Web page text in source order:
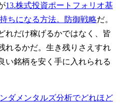
13.株式投資ポートフォリオ基
ちになる方法。防御戦略だ。
れだけ稼げるかではなく、皆
れるかだ。生き残りさえすれ
い銘柄を安く手に入れられる
ダメンタルズ分析でどれほど